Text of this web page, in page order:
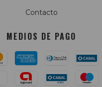
Contacto
MEDIOS DE PAGO